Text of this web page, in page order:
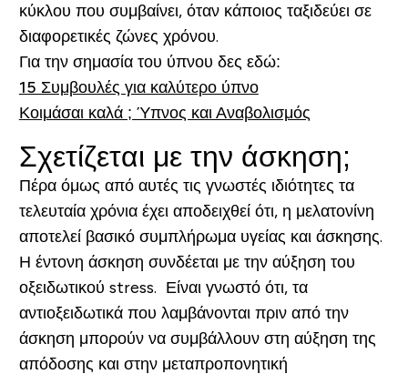
κύκλου που συμβαίνει, όταν κάποιος ταξιδεύει σε
διαφορετικές ζώνες χρόνου.
Για την σημασία του ύπνου δες εδώ:
15 Συμβουλές για καλύτερο ύπνο
Κοιμάσαι καλά ; Ύπνος και Αναβολισμός
Σχετίζεται με την άσκηση;
Πέρα όμως από αυτές τις γνωστές ιδιότητες τα
τελευταία χρόνια έχει αποδειχθεί ότι, η μελατονίνη
αποτελεί βασικό συμπλήρωμα υγείας και άσκησης.
Η έντονη άσκηση συνδέεται με την αύξηση του
οξειδωτικού stress. Είναι γνωστό ότι, τα
αντιοξειδωτικά που λαμβάνονται πριν από την
άσκηση μπορούν να συμβάλλουν στη αύξηση της
απόδοσης και στην μεταπροπονητική